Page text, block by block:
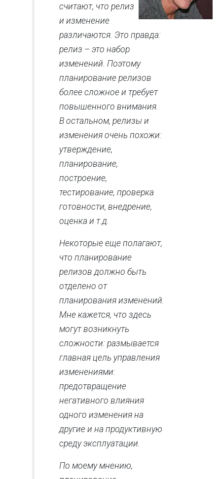
считают, что релиз
и изменение
различаются. Это правда:
релиз – это набор
изменений. Поэтому
планирование релизов
более сложное и требует
повышенного внимания.
В остальном, релизы и
изменения очень похожи:
утверждение,
планирование,
построение,
тестирование, проверка
готовности, внедрение,
оценка и т.д.
Некоторые еще полагают,
что планирование
релизов должно быть
отделено от
планирования изменений.
Мне кажется, что здесь
могут возникнуть
сложности: размывается
главная цель управления
изменениями:
предотвращение
негативного влияния
одного изменения на
другие и на продуктивную
среду эксплуатации.
По моему мнению,